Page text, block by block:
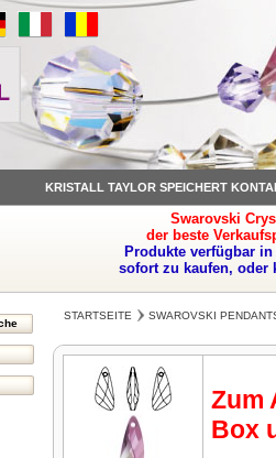
KRISTALL TAYLOR SPEICHERT
Swarovski
der beste
Produkte verfügbar
sofort zu kaufen, oder
STARTSEITE SWAROVSKI
Zum
Box